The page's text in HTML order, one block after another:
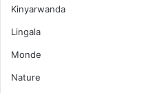
Kinyarwanda
Lingala
Monde
Nature